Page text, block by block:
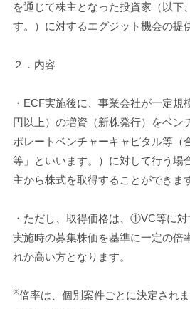
を通じて株主となった投資家（以下
す。）に対するエグジット機会の提
２．内容
・ECF実施後に、事業会社が一定規
円以上）の増資（新株発行）をベン
ポレートベンチャーキャピタル等（
等」といいます。）に対して行う場
主から株式を取得することができま
・ただし、取得価格は、①VC等に
実施時の募集株価を基準に一定の倍
れか高い方となります。
※倍率は、個別案件ごとに決定され